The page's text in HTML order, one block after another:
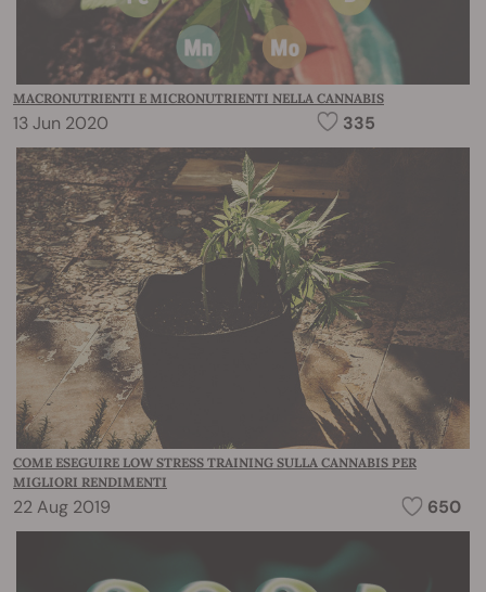
MACRONUTRIENTI E MICRONUTRIENTI NELLA CANNABIS
13 Jun 2020 335
COME ESEGUIRE LOW STRESS TRAINING SULLA CANNABIS PER
MIGLIORI RENDIMENTI
22 Aug 2019 650